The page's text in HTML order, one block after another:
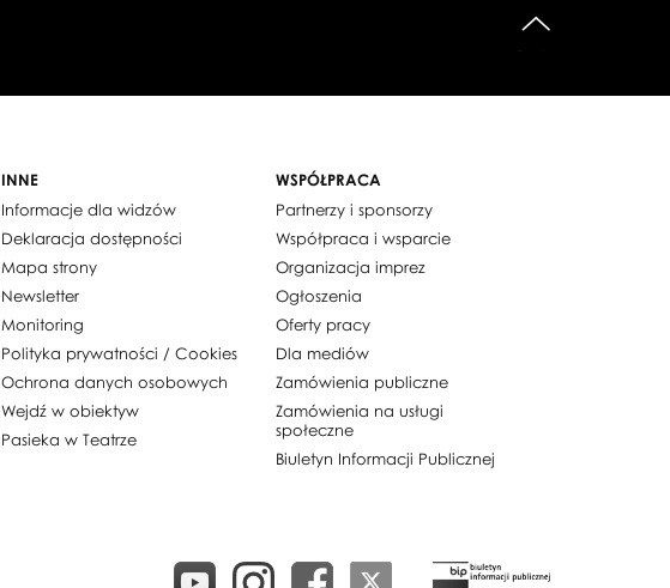
INNE
Informacje dla widzów
Deklaracja dostępności
Mapa strony
Newsletter
Monitoring
Polityka prywatności / Cookies
Ochrona danych osobowych
Wejdź w obiektyw
Pasieka w Teatrze
WSPÓŁPRACA
Partnerzy i sponsorzy
Współpraca i wsparcie
Organizacja imprez
Ogłoszenia
Oferty pracy
Dla mediów
Zamówienia publiczne
Zamówienia na usługi
społeczne
Biuletyn Informacji Publicznej